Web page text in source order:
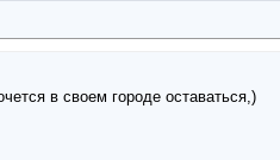
в своем городе оставаться,)